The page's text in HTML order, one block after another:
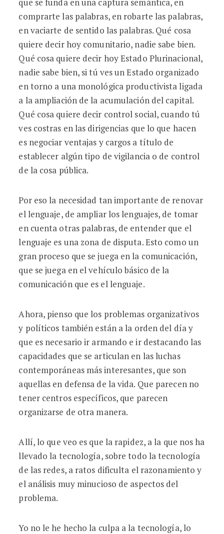
comprarte las palabras, en robarte las palabras,
en vaciarte de sentido las palabras. Qué cosa
quiere decir hoy comunitario, nadie sabe bien.
Qué cosa quiere decir hoy Estado Plurinacional,
nadie sabe bien, si tú ves un Estado organizado
en torno a una monológica productivista ligada
a la ampliación de la acumulación del capital.
Qué cosa quiere decir control social, cuando tú
ves costras en las dirigencias que lo que hacen
es negociar ventajas y cargos a título de
establecer algún tipo de vigilancia o de control
de la cosa pública.
Por eso la necesidad tan importante de renovar
el lenguaje, de ampliar los lenguajes, de tomar
en cuenta otras palabras, de entender que el
lenguaje es una zona de disputa. Esto como un
gran proceso que se juega en la comunicación,
que se juega en el vehículo básico de la
comunicación que es el lenguaje.
Ahora, pienso que los problemas organizativos
y políticos también están a la orden del día y
que es necesario ir armando e ir destacando las
capacidades que se articulan en las luchas
contemporáneas más interesantes, que son
aquellas en defensa de la vida. Que parecen no
tener centros específicos, que parecen
organizarse de otra manera.
Allí, lo que veo es que la rapidez, a la que nos ha
llevado la tecnología, sobre todo la tecnología
de las redes, a ratos dificulta el razonamiento y
el análisis muy minucioso de aspectos del
problema.
Yo no le he hecho la culpa a la tecnología, lo